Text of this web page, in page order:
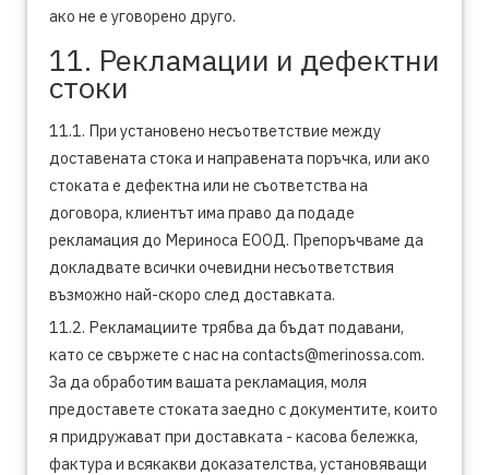
ако не е уговорено друго.
11. Рекламации и дефектни
стоки
11.1. При установено несъответствие между
доставената стока и направената поръчка, или ако
стоката е дефектна или не съответства на
договора, клиентът има право да подаде
рекламация до Мериноса ЕООД. Препоръчваме да
докладвате всички очевидни несъответствия
възможно най-скоро след доставката.
11.2. Рекламациите трябва да бъдат подавани,
като се свържете с нас на contacts@merinossa.com.
За да обработим вашата рекламация, моля
предоставете стоката заедно с документите, които
я придружават при доставката - касова бележка,
фактура и всякакви доказателства, установяващи